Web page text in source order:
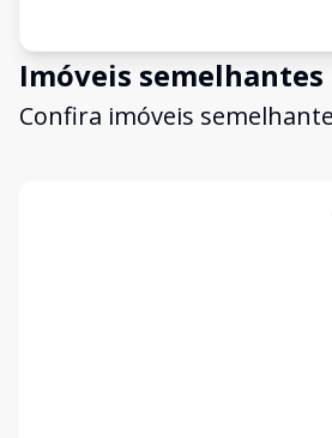
Imóveis semelhantes
Confira imóveis